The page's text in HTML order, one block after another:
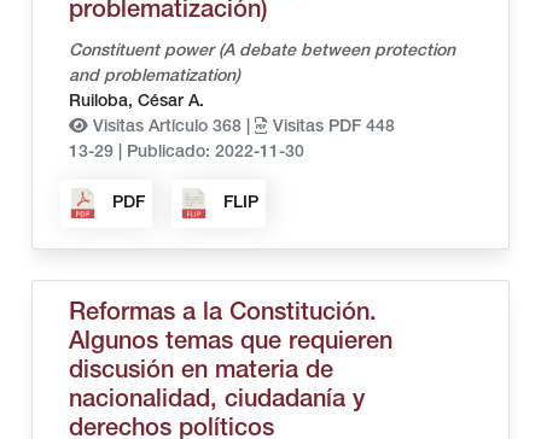
problematización)
Constituent power (A debate between protection
and problematization)
Ruiloba, César A.
Visitas Artículo 368 |
Visitas PDF 448
13-29
Publicado: 2022-11-30
PDF FLIP
Reformas a la Constitución.
Algunos temas que requieren
discusión en materia de
nacionalidad, ciudadanía y
derechos políticos